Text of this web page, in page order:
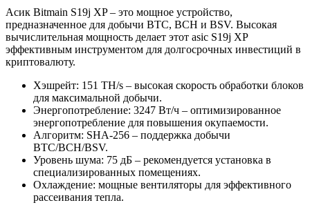
Асик Bitmain S19j XP – это мощное устройство,
предназначенное для добычи BTC, BCH и BSV. Высокая
вычислительная мощность делает этот asic S19j XP
эффективным инструментом для долгосрочных инвестиций в
криптовалюту.
Хэшрейт: 151 TH/s – высокая скорость обработки блоков
для максимальной добычи.
Энергопотребление: 3247 Вт/ч – оптимизированное
энергопотребление для повышения окупаемости.
Алгоритм: SHA-256 – поддержка добычи
BTC/BCH/BSV.
Уровень шума: 75 дБ – рекомендуется установка в
специализированных помещениях.
Охлаждение: мощные вентиляторы для эффективного
рассеивания тепла.